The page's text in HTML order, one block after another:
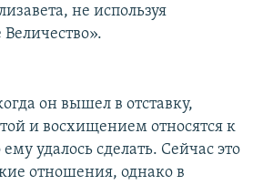
не используя
он вышел в отставку,
и восхищением относятся к
удалось сделать. Сейчас это
отношения, однако в